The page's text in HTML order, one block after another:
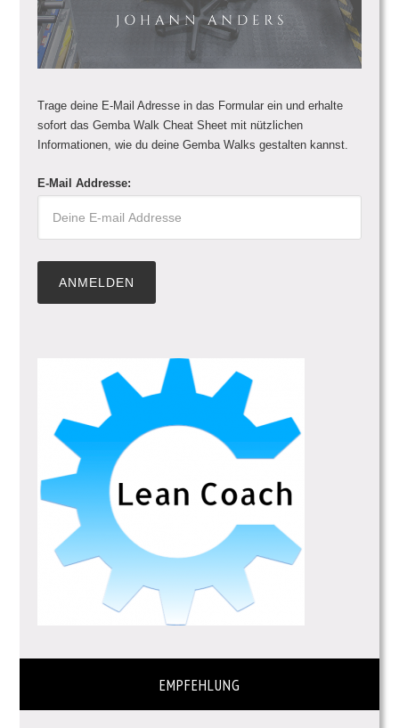
Trage deine E-Mail Adresse in das Formular ein und erhalte
sofort das Gemba Walk Cheat Sheet mit nützlichen
Informationen, wie du deine Gemba Walks gestalten kannst.
E-Mail Addresse:
EMPFEHLUNG